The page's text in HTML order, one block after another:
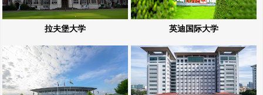
拉夫堡大学 英迪国际大学